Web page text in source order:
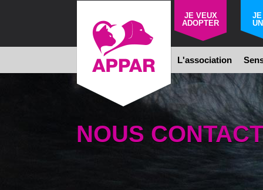
JE VEUX
ADOPTER
JE
L'association
NOUS